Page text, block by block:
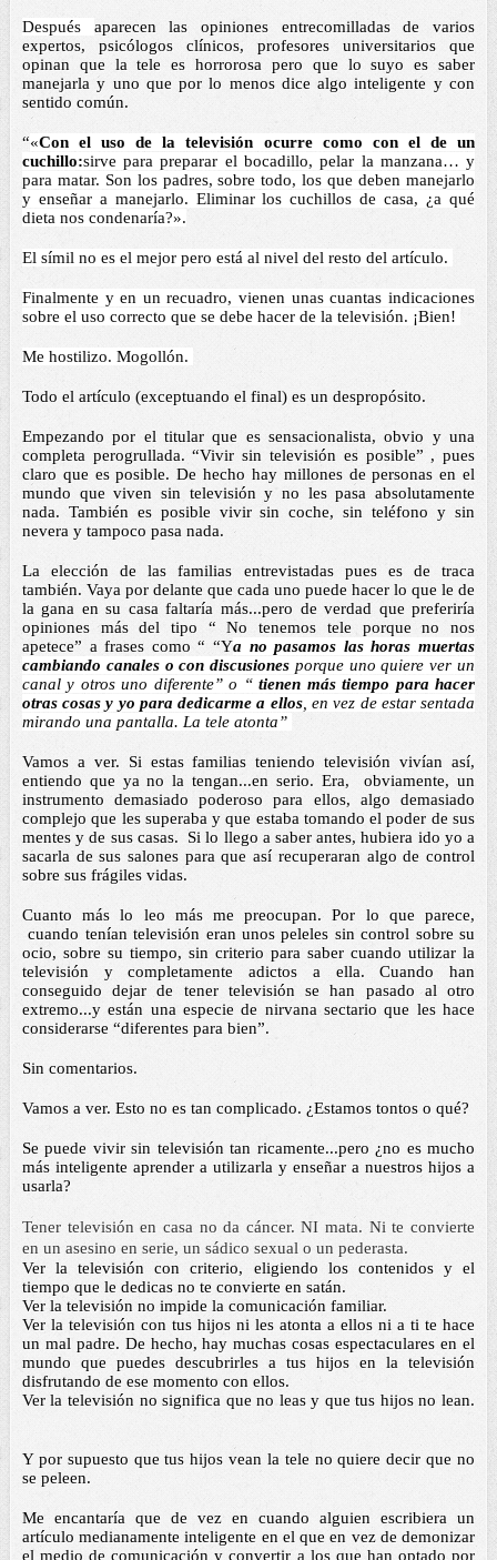
Después aparecen las opiniones entrecomilladas de varios
expertos, psicólogos clínicos, profesores universitarios que
opinan que la tele es horrorosa pero que lo suyo es saber
manejarla y uno que por lo menos dice algo inteligente y con
sentido común.
“«Con el uso de la televisión ocurre como con el de un
cuchillo:sirve para preparar el bocadillo, pelar la manzana… y
para matar. Son los padres, sobre todo, los que deben manejarlo
y enseñar a manejarlo. Eliminar los cuchillos de casa, ¿a qué
dieta nos condenaría?».
El símil no es el mejor pero está al nivel del resto del artículo.
Finalmente y en un recuadro, vienen unas cuantas indicaciones
sobre el uso correcto que se debe hacer de la televisión. ¡Bien!
Me hostilizo. Mogollón.
Todo el artículo (exceptuando el final) es un despropósito.
Empezando por el titular que es sensacionalista, obvio y una
completa perogrullada. “Vivir sin televisión es posible” , pues
claro que es posible. De hecho hay millones de personas en el
mundo que viven sin televisión y no les pasa absolutamente
nada. También es posible vivir sin coche, sin teléfono y sin
nevera y tampoco pasa nada.
La elección de las familias entrevistadas pues es de traca
también. Vaya por delante que cada uno puede hacer lo que le de
la gana en su casa faltaría más...pero de verdad que preferiría
opiniones más del tipo “ No tenemos tele porque no nos
apetece” a frases como “ “Ya no pasamos las horas muertas
cambiando canales o con discusiones porque uno quiere ver un
canal y otros uno diferente” o “ tienen más tiempo para hacer
otras cosas y yo para dedicarme a ellos, en vez de estar sentada
mirando una pantalla. La tele atonta”
Vamos a ver. Si estas familias teniendo televisión vivían así,
entiendo que ya no la tengan...en serio. Era,  obviamente, un
instrumento demasiado poderoso para ellos, algo demasiado
complejo que les superaba y que estaba tomando el poder de sus
mentes y de sus casas.  Si lo llego a saber antes, hubiera ido yo a
sacarla de sus salones para que así recuperaran algo de control
sobre sus frágiles vidas.
Cuanto más lo leo más me preocupan. Por lo que parece,
cuando tenían televisión eran unos peleles sin control sobre su
ocio, sobre su tiempo, sin criterio para saber cuando utilizar la
televisión y completamente adictos a ella. Cuando han
conseguido dejar de tener televisión se han pasado al otro
extremo...y están una especie de nirvana sectario que les hace
considerarse “diferentes para bien”.
Sin comentarios.
Vamos a ver. Esto no es tan complicado. ¿Estamos tontos o qué?
Se puede vivir sin televisión tan ricamente...pero ¿no es mucho
más inteligente aprender a utilizarla y enseñar a nuestros hijos a
usarla?
Tener televisión en casa no da cáncer. NI mata. Ni te convierte
en un asesino en serie, un sádico sexual o un pederasta.
Ver la televisión con criterio, eligiendo los contenidos y el
tiempo que le dedicas no te convierte en satán.
Ver la televisión no impide la comunicación familiar.
Ver la televisión con tus hijos ni les atonta a ellos ni a ti te hace
un mal padre. De hecho, hay muchas cosas espectaculares en el
mundo que puedes descubrirles a tus hijos en la televisión
disfrutando de ese momento con ellos.
Ver la televisión no significa que no leas y que tus hijos no lean.
Y por supuesto que tus hijos vean la tele no quiere decir que no
se peleen.
Me encantaría que de vez en cuando alguien escribiera un
artículo medianamente inteligente en el que en vez de demonizar
el medio de comunicación y convertir a los que han optado por